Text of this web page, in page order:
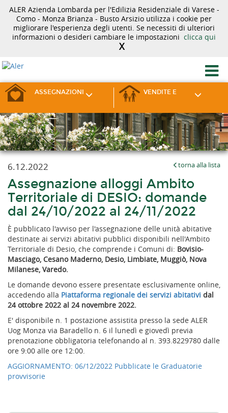
ALER Azienda Lombarda per l'Edilizia Residenziale di Varese -
Como - Monza Brianza - Busto Arsizio utilizza i cookie per
migliorare l'esperienza degli utenti. Se necessiti di ulteriori
informazioni o desideri cambiare le impostazioni clicca qui
X
ASSEGNAZIONI VENDITE E
6.12.2022 torna alla lista
Assegnazione alloggi Ambito
Territoriale di DESIO: domande
dal 24/10/2022 al 24/11/2022
È pubblicato l'avviso per l'assegnazione delle unità abitative
destinate ai servizi abitativi pubblici disponibili nell'Ambito
Territoriale di Desio, che comprende i Comuni di: Bovisio-
Masciago, Cesano Maderno, Desio, Limbiate, Muggiò, Nova
Milanese, Varedo.
Le domande devono essere presentate esclusivamente online,
accedendo alla Piattaforma regionale dei servizi abitativi dal
24 ottobre 2022 al 24 novembre 2022.
E' disponibile n. 1 postazione assistita presso la sede ALER
Uog Monza via Baradello n. 6 il lunedì e giovedì previa
prenotazione obbligatoria telefonando al n. 393.8229780 dalle
ore 9:00 alle ore 12:00.
AGGIORNAMENTO: 06/12/2022 Pubblicate le Graduatorie
provvisorie